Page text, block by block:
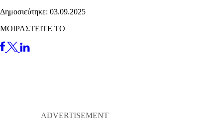
Δημοσιεύτηκε: 03.09.2025
ΜΟΙΡΑΣΤΕΙΤΕ ΤΟ